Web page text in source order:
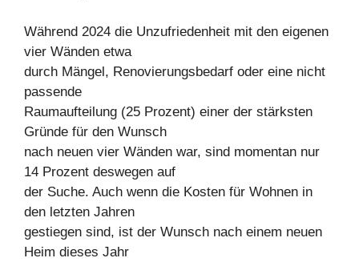
Während 2024 die Unzufriedenheit mit den eigenen
vier Wänden etwa
durch Mängel, Renovierungsbedarf oder eine nicht
passende
Raumaufteilung (25 Prozent) einer der stärksten
Gründe für den Wunsch
nach neuen vier Wänden war, sind momentan nur
14 Prozent deswegen auf
der Suche. Auch wenn die Kosten für Wohnen in
den letzten Jahren
gestiegen sind, ist der Wunsch nach einem neuen
Heim dieses Jahr